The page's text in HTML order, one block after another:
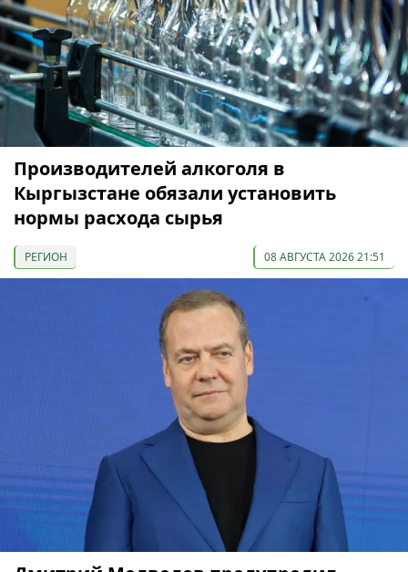
Производителей алкоголя в
Кыргызстане обязали установить
нормы расхода сырья
РЕГИОН 08 АВГУСТА 2026 21:51